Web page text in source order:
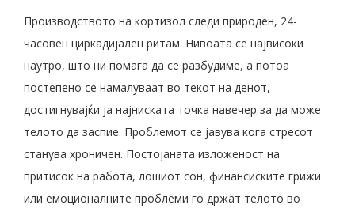
Производството на кортизол следи природен, 24-
часовен циркадијален ритам. Нивоата се највисоки
наутро, што ни помага да се разбудиме, а потоа
постепено се намалуваат во текот на денот,
достигнувајќи ја најниската точка навечер за да може
телото да заспие. Проблемот се јавува кога стресот
станува хроничен. Постојаната изложеност на
притисок на работа, лошиот сон, финансиските грижи
или емоционалните проблеми го држат телото во